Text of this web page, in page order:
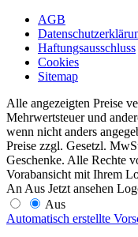
AGB
Haftungsausschluss
Cookies
Sitemap
Alle angezeigten Preise
Mehrwertsteuer und
wenn nicht anders
Preise zzgl. Gesetzl.
Geschenke. Alle Rechte
Vorabansicht mit Ihrem
An Aus Jetzt ansehen
Aus
Automatisch erstellte